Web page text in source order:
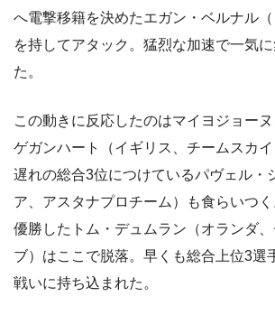
へ電撃移籍を決めたエガン・ベルナル
を持してアタック。猛烈な加速で一気
た。
この動きに反応したのはマイヨジョー
ゲガンハート（イギリス、チームスカ
遅れの総合3位につけているパヴェル・
ア、アスタナプロチーム）も食らいつ
優勝したトム・デュムラン（オランダ
ブ）はここで脱落。早くも総合上位3選
戦いに持ち込まれた。